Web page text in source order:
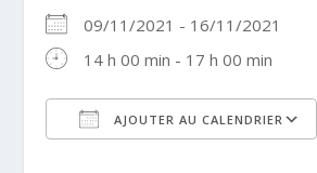
09/11/2021 - 16/11/2021
14 h 00 min - 17 h 00 min
AJOUTER AU CALENDRIER